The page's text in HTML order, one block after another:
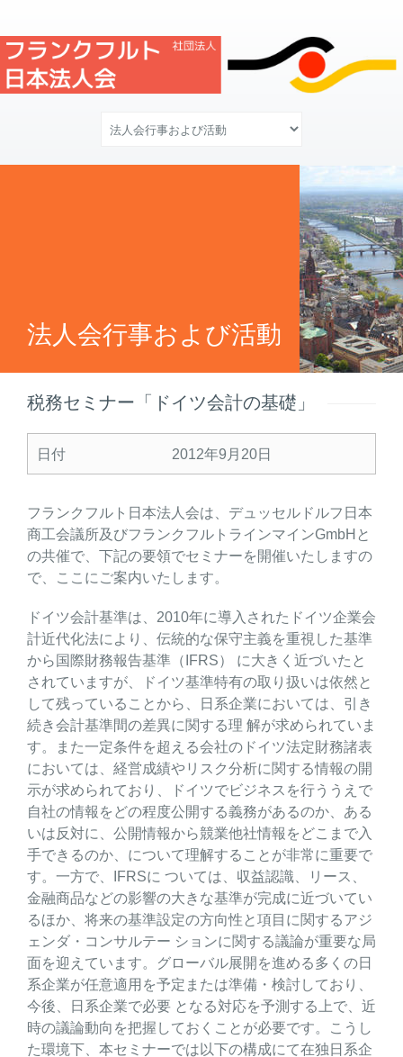
法人会行事および活動
税務セミナー「ドイツ会計の基礎」
日付 2012年9月20日
フランクフルト日本法人会は、デュッセルドルフ日本
商工会議所及びフランクフルトラインマインGmbHと
の共催で、下記の要領でセミナーを開催いたしますの
で、ここにご案内いたします。
ドイツ会計基準は、2010年に導入されたドイツ企業会
計近代化法により、伝統的な保守主義を重視した基準
から国際財務報告基準（IFRS） に大きく近づいたと
されていますが、ドイツ基準特有の取り扱いは依然と
して残っていることから、日系企業においては、引き
続き会計基準間の差異に関する理 解が求められていま
す。また一定条件を超える会社のドイツ法定財務諸表
においては、経営成績やリスク分析に関する情報の開
示が求められており、ドイツでビジネスを行ううえで
自社の情報をどの程度公開する義務があるのか、ある
いは反対に、公開情報から競業他社情報をどこまで入
手できるのか、について理解することが非常に重要で
す。一方で、IFRSに ついては、収益認識、リース、
金融商品などの影響の大きな基準が完成に近づいてい
るほか、将来の基準設定の方向性と項目に関するアジ
ェンダ・コンサルテー ションに関する議論が重要な局
面を迎えています。グローバル展開を進める多くの日
系企業が任意適用を予定または準備・検討しており、
今後、日系企業で必要 となる対応を予測する上で、近
時の議論動向を把握しておくことが必要です。こうし
た環境下、本セミナーでは以下の構成にて在独日系企